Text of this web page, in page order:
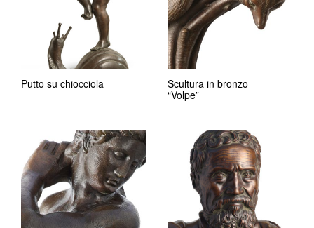
Putto su chiocciola
Scultura in bronzo
“Volpe”